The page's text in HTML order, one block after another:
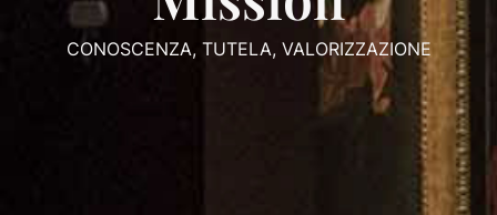
CONOSCENZA, TUTELA, VALORIZZAZIONE